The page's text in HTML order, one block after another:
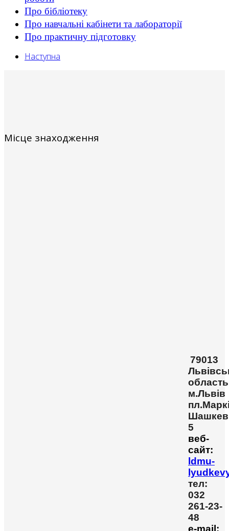
Про бібліотеку
Про навчальні кабінети та лабораторії
Про практичну підготовку
Наступна
Місце знаходження
79013
область
м.Львів
5
веб-
сайт:
ldmu-
тел:
032
261-23-
48
e-mail: